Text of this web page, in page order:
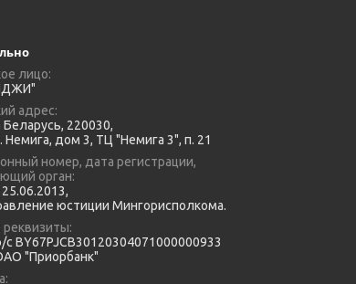
лицо:
адрес:
Беларусь, 220030,
Немига, дом 3, ТЦ "Немига 3", п. 21
номер, дата регистрации,
орган:
юстиции Мингорисполкома.
реквизиты:
BY67PJCB30120304071000000933
"Приорбанк"